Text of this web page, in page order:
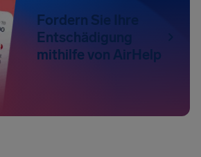
Fordern Sie Ihre
Entschädigung
mithilfe von AirHelp